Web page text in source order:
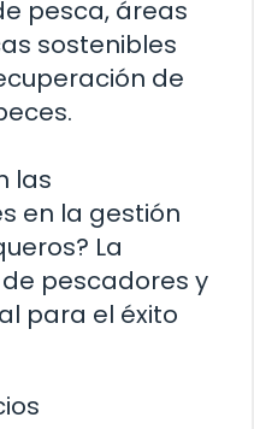
pesca, áreas
sostenibles
de
las
en la gestión
La
pescadores y
para el éxito